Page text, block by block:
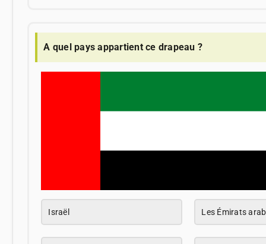
A quel pays appartient ce drapeau ?
Israël Les Émirats